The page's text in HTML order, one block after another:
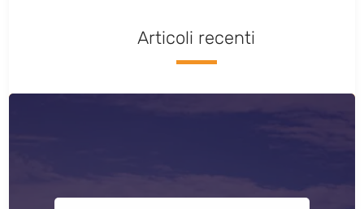
Articoli recenti